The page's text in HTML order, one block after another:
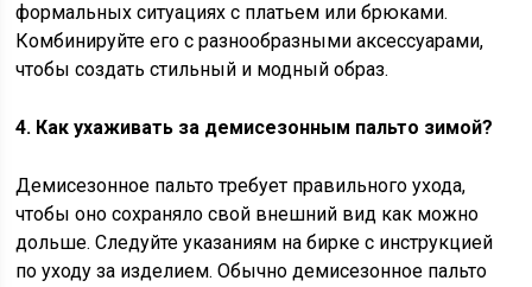
формальных ситуациях с платьем или брюками.
Комбинируйте его с разнообразными аксессуарами,
чтобы создать стильный и модный образ.
4. Как ухаживать за демисезонным пальто зимой?
Демисезонное пальто требует правильного ухода,
чтобы оно сохраняло свой внешний вид как можно
дольше. Следуйте указаниям на бирке с инструкцией
по уходу за изделием. Обычно демисезонное пальто